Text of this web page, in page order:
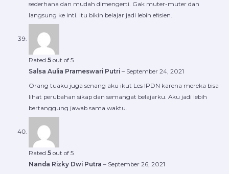
sederhana dan mudah dimengerti. Gak muter-muter dan
langsung ke inti. Itu bikin belajar jadi lebih efisien.
Rated 5out of 5
Salsa Aulia Prameswari Putri – September 24, 2021
Orang tuaku juga senang aku ikut Les IPDN karena mereka bisa
lihat perubahan sikap dan semangat belajarku. Aku jadi lebih
bertanggung jawab sama waktu.
Rated 5out of 5
Nanda Rizky Dwi Putra – September 26, 2021